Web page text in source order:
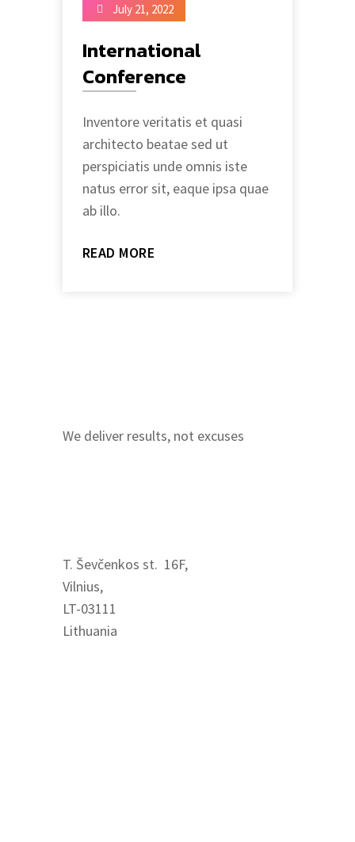
July 21, 2022
International
Conference
Inventore veritatis et quasi
architecto beatae sed ut
perspiciatis unde omnis iste
natus error sit, eaque ipsa quae
ab illo.
READ MORE
We deliver results, not excuses
T. Ševčenkos st. 16F,
Vilnius,
LT-03111
Lithuania